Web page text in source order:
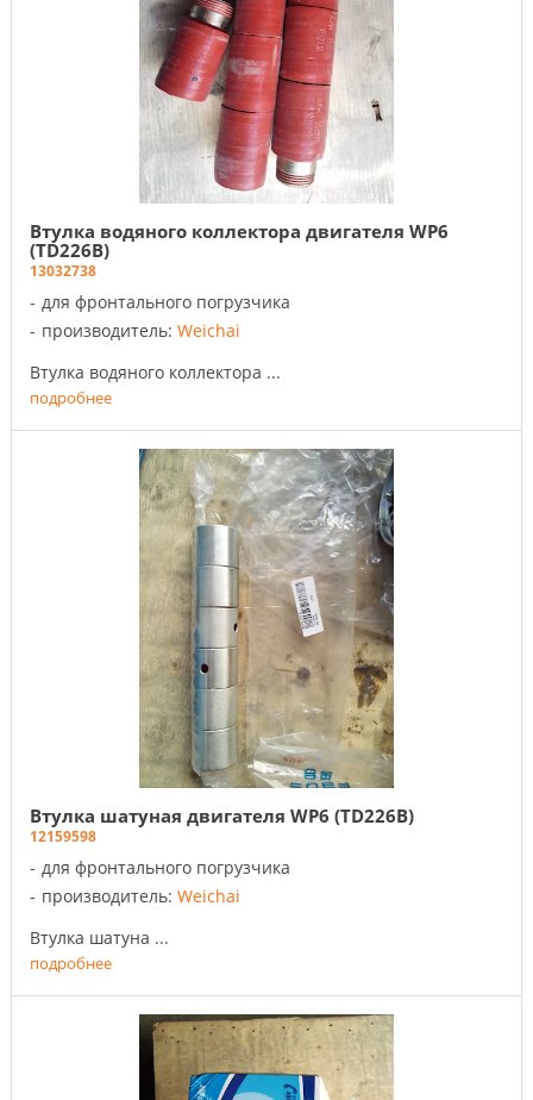
Втулка водяного коллектора двигателя WP6
(TD226B)
13032738
для фронтального погрузчика
производитель: Weichai
Втулка водяного коллектора ...
подробнее
Втулка шатуная двигателя WP6 (TD226B)
12159598
для фронтального погрузчика
производитель: Weichai
Втулка шатуна ...
подробнее